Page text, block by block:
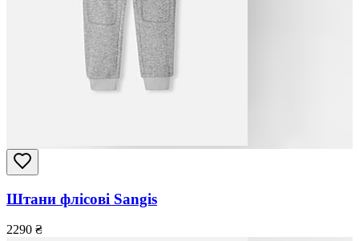
Штани флісові Sangis
2290 ₴